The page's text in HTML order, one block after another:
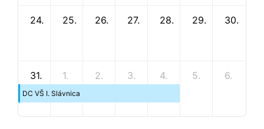
24. 25. 26. 27. 28. 29. 30.
31.
DC VŠ I. Slávnica
1. 2. 3. 4. 5. 6.